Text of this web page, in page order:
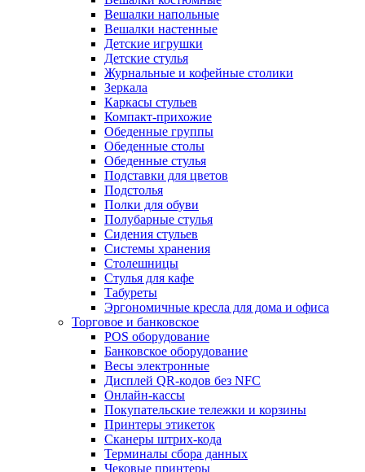
Вешалки напольные
Вешалки настенные
Детские игрушки
Детские стулья
Журнальные и кофейные столики
Зеркала
Каркасы стульев
Компакт-прихожие
Обеденные группы
Обеденные столы
Обеденные стулья
Подставки для цветов
Подстолья
Полки для обуви
Полубарные стулья
Сидения стульев
Системы хранения
Столешницы
Стулья для кафе
Табуреты
Эргономичные кресла для дома и офиса
Торговое и банковское
POS оборудование
Банковское оборудование
Весы электронные
Дисплей QR-кодов без NFC
Онлайн-кассы
Покупательские тележки и корзины
Принтеры этикеток
Сканеры штрих-кода
Терминалы сбора данных
Чековые принтеры